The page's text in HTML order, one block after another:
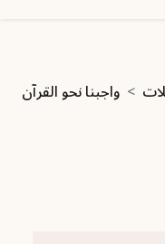
واجبنا نحو القرآن